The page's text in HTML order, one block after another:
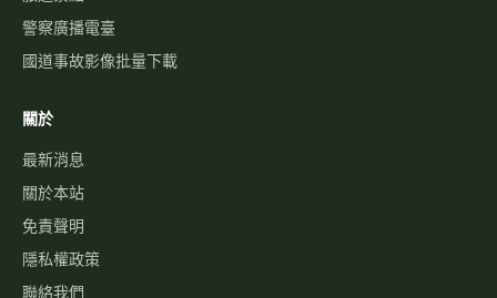
服務
歷史車速
經緯度查即時影像
自訂影像
路況通報
國道服務區 休息站
交流道資訊